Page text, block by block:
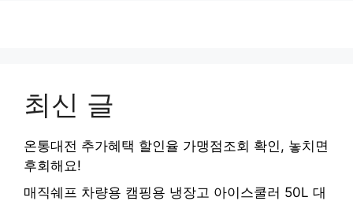
최신 글
온통대전 추가혜택 할인율 가맹점조회 확인, 놓치면
후회해요!
매직쉐프 차량용 캠핑용 냉장고 아이스쿨러 50L 대